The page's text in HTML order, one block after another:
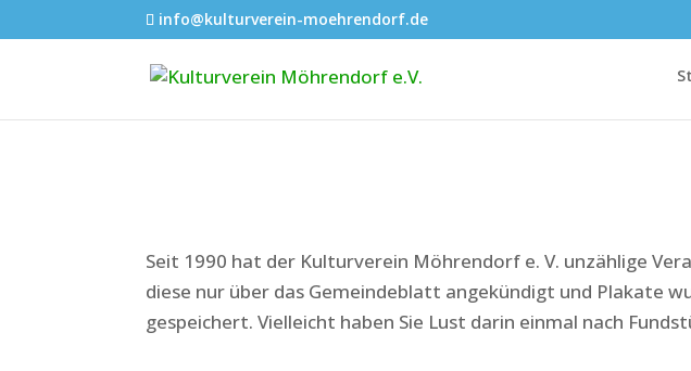
info@kulturverein-moehrendorf.de
Seit 1990 hat der Kulturverein Möhrendorf e. V. unzählige
diese nur über das Gemeindeblatt angekündigt und Plakate
gespeichert. Vielleicht haben Sie Lust darin einmal nach